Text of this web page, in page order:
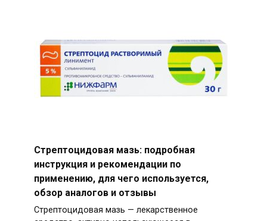
Стрептоцидовая мазь: подробная
инструкция и рекомендации по
применению, для чего используется,
обзор аналогов и отзывы
Стрептоцидовая мазь — лекарственное